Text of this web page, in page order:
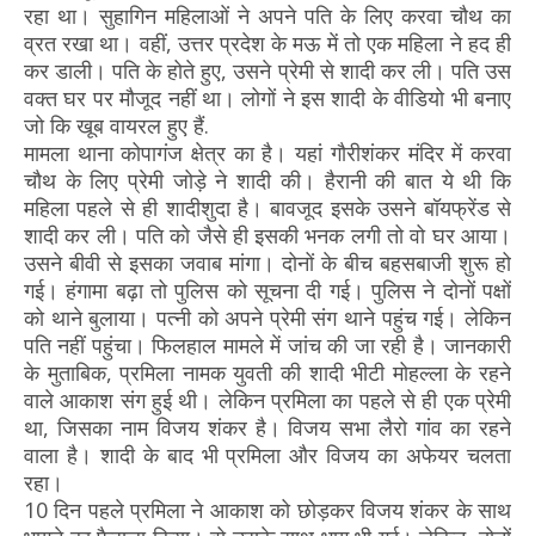
रहा था। सुहागिन महिलाओं ने अपने पति के लिए करवा चौथ का
व्रत रखा था। वहीं, उत्तर प्रदेश के मऊ में तो एक महिला ने हद ही
कर डाली। पति के होते हुए, उसने प्रेमी से शादी कर ली। पति उस
वक्त घर पर मौजूद नहीं था। लोगों ने इस शादी के वीडियो भी बनाए
जो कि खूब वायरल हुए हैं.
मामला थाना कोपागंज क्षेत्र का है। यहां गौरीशंकर मंदिर में करवा
चौथ के लिए प्रेमी जोड़े ने शादी की। हैरानी की बात ये थी कि
महिला पहले से ही शादीशुदा है। बावजूद इसके उसने बॉयफ्रेंड से
शादी कर ली। पति को जैसे ही इसकी भनक लगी तो वो घर आया।
उसने बीवी से इसका जवाब मांगा। दोनों के बीच बहसबाजी शुरू हो
गई। हंगामा बढ़ा तो पुलिस को सूचना दी गई। पुलिस ने दोनों पक्षों
को थाने बुलाया। पत्नी को अपने प्रेमी संग थाने पहुंच गई। लेकिन
पति नहीं पहुंचा। फिलहाल मामले में जांच की जा रही है। जानकारी
के मुताबिक, प्रमिला नामक युवती की शादी भीटी मोहल्ला के रहने
वाले आकाश संग हुई थी। लेकिन प्रमिला का पहले से ही एक प्रेमी
था, जिसका नाम विजय शंकर है। विजय सभा लैरो गांव का रहने
वाला है। शादी के बाद भी प्रमिला और विजय का अफेयर चलता
रहा।
10 दिन पहले प्रमिला ने आकाश को छोड़कर विजय शंकर के साथ